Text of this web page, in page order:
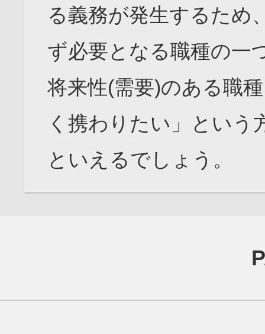
る義務が発生するため
ず必要となる職種の一
将来性(需要)のある職
く携わりたい」という
といえるでしょう。